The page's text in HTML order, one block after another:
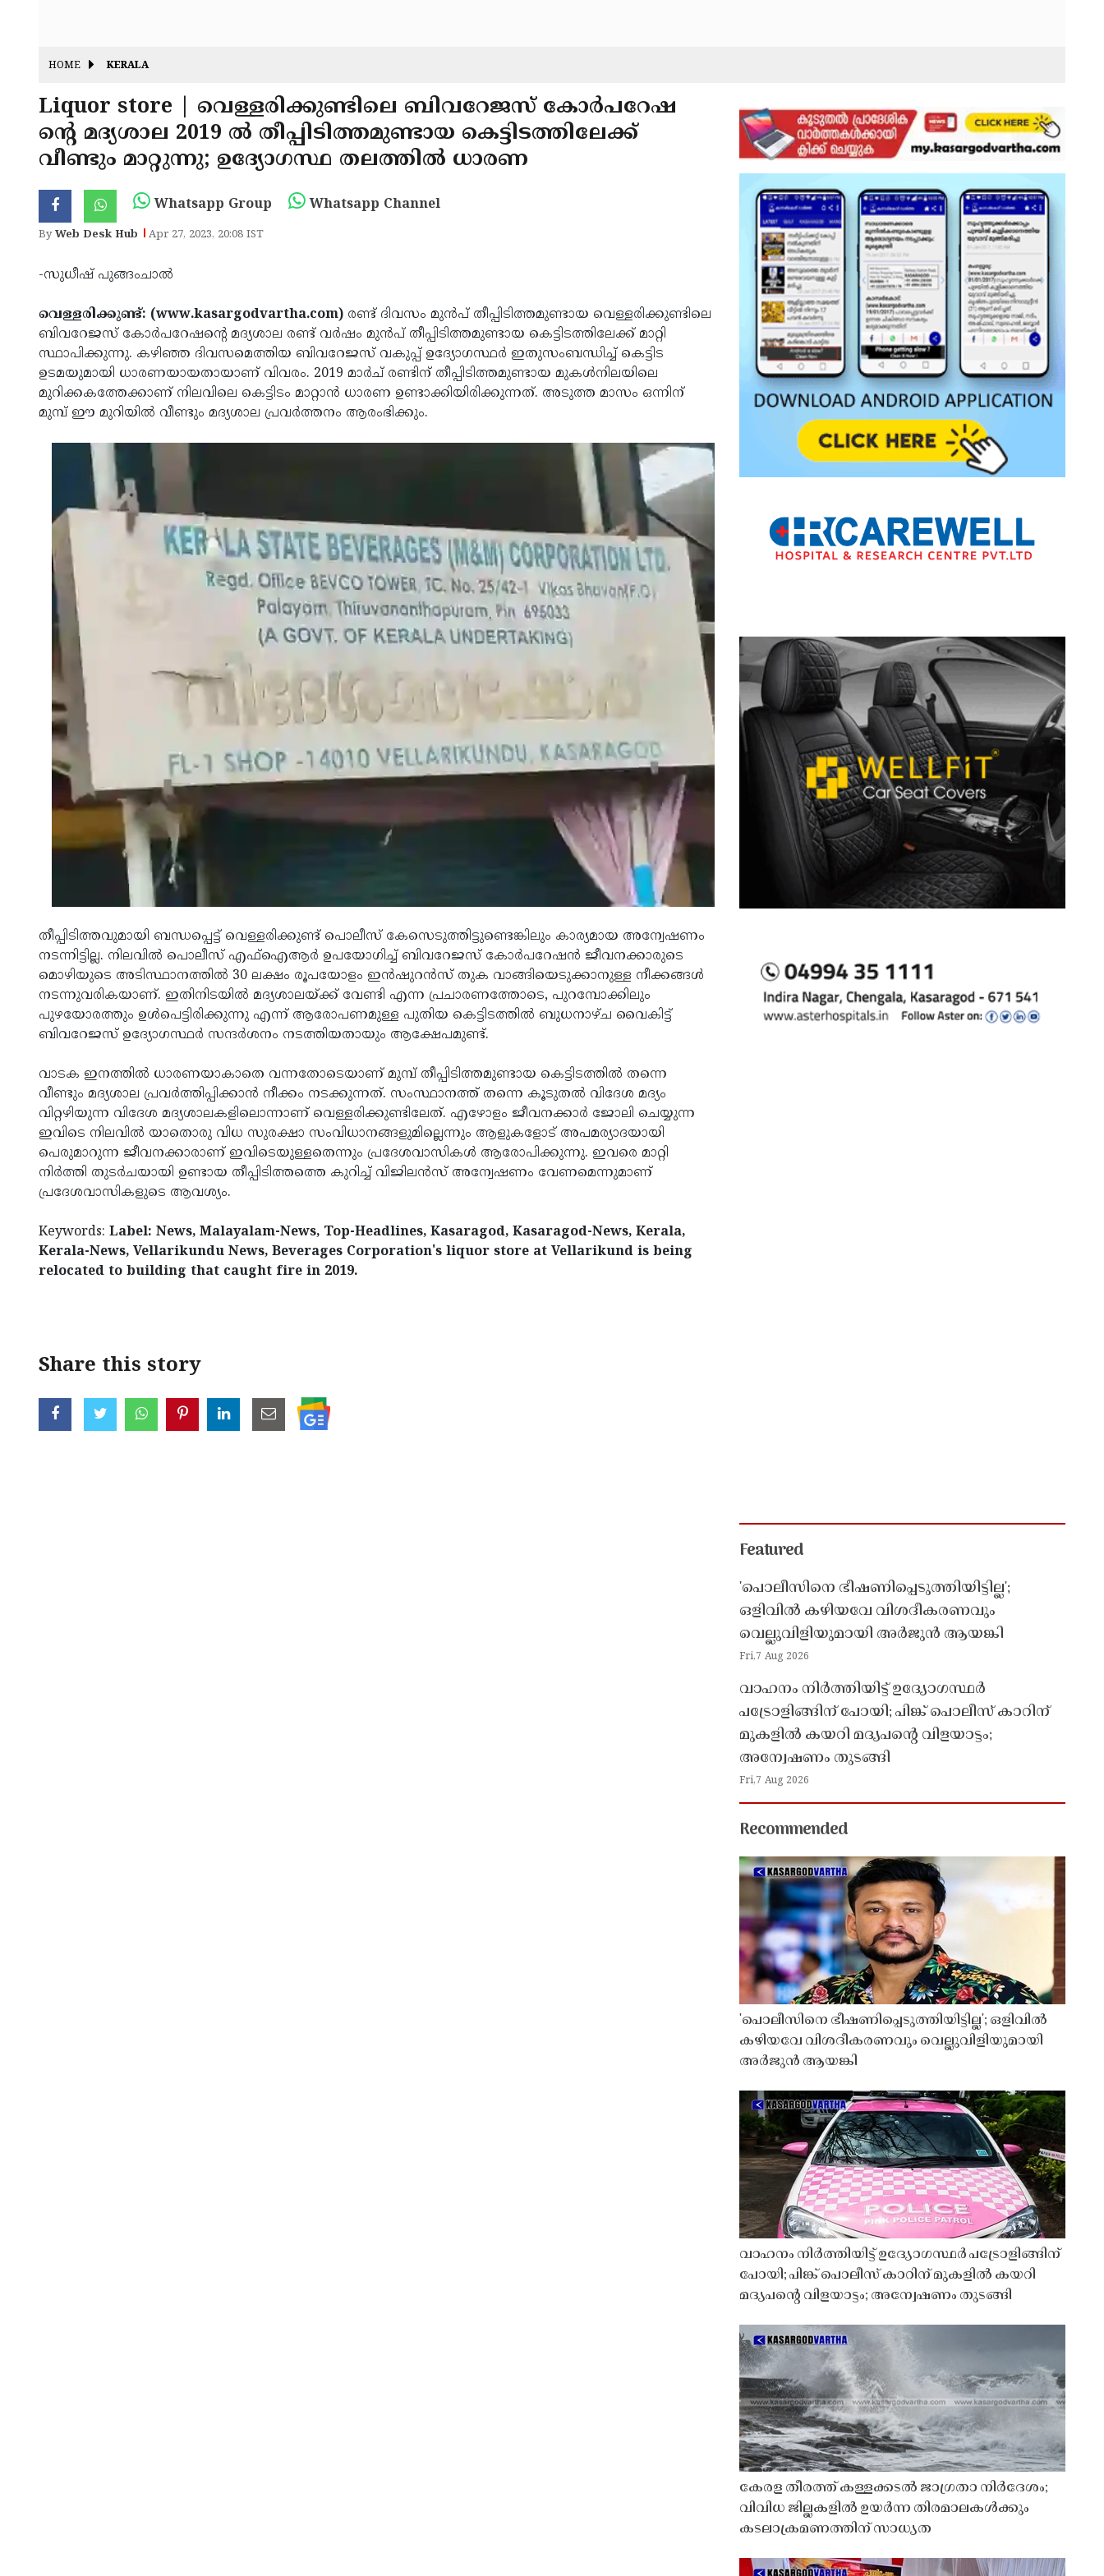
HOME KERALA
Liquor store | വെള്ളരിക്കുണ്ടിലെ ബിവറേജസ് കോര്‍പറേഷ
ന്റെ മദ്യശാല 2019 ല്‍ തീപ്പിടിത്തമുണ്ടായ കെട്ടിടത്തിലേക്ക്
വീണ്ടും മാറ്റുന്നു; ഉദ്യോഗസ്ഥ തലത്തില്‍ ധാരണ
Whatsapp Group Whatsapp Channel
ByWeb Desk Hub Apr 27, 2023, 20:08 IST
-സുധീഷ് പുങ്ങംചാല്‍
വെള്ളരിക്കുണ്ട്: (www.kasargodvartha.com) രണ്ട് ദിവസം മുന്‍പ് തീപ്പിടിത്തമുണ്ടായ വെള്ളരിക്കുണ്ടിലെ
ബിവറേജസ് കോര്‍പറേഷന്റെ മദ്യശാല രണ്ട് വര്‍ഷം മുന്‍പ് തീപ്പിടിത്തമുണ്ടായ കെട്ടിടത്തിലേക്ക് മാറ്റി
സ്ഥാപിക്കുന്നു. കഴിഞ്ഞ ദിവസമെത്തിയ ബിവറേജസ് വകുപ്പ് ഉദ്യോഗസ്ഥര്‍ ഇതുസംബന്ധിച്ച് കെട്ടിട
ഉടമയുമായി ധാരണയായതായാണ് വിവരം. 2019 മാര്‍ച് രണ്ടിന് തീപ്പിടിത്തമുണ്ടായ മുകള്‍നിലയിലെ
മുറിക്കകത്തേക്കാണ് നിലവിലെ കെട്ടിടം മാറ്റാന്‍ ധാരണ ഉണ്ടാക്കിയിരിക്കുന്നത്. അടുത്ത മാസം ഒന്നിന്
മുമ്പ് ഈ മുറിയില്‍ വീണ്ടും മദ്യശാല പ്രവര്‍ത്തനം ആരംഭിക്കും.
തീപ്പിടിത്തവുമായി ബന്ധപ്പെട്ട് വെള്ളരിക്കുണ്ട് പൊലീസ് കേസെടുത്തിട്ടുണ്ടെങ്കിലും കാര്യമായ അന്വേഷണം
നടന്നിട്ടില്ല. നിലവില്‍ പൊലീസ് എഫ്‌ഐആര്‍ ഉപയോഗിച്ച് ബിവറേജസ് കോര്‍പറേഷന്‍ ജീവനക്കാരുടെ
മൊഴിയുടെ അടിസ്ഥാനത്തില്‍ 30 ലക്ഷം രൂപയോളം ഇന്‍ഷുറന്‍സ് തുക വാങ്ങിയെടുക്കാനുള്ള നീക്കങ്ങള്‍
നടന്നുവരികയാണ്. ഇതിനിടയില്‍ മദ്യശാലയ്ക്ക് വേണ്ടി എന്ന പ്രചാരണത്തോടെ, പുറമ്പോക്കിലും
പുഴയോരത്തും ഉള്‍പെട്ടിരിക്കുന്നു എന്ന് ആരോപണമുള്ള പുതിയ കെട്ടിടത്തില്‍ ബുധനാഴ്ച വൈകിട്ട്
ബിവറേജസ് ഉദ്യോഗസ്ഥര്‍ സന്ദര്‍ശനം നടത്തിയതായും ആക്ഷേപമുണ്ട്.
വാടക ഇനത്തില്‍ ധാരണയാകാതെ വന്നതോടെയാണ് മുമ്പ് തീപ്പിടിത്തമുണ്ടായ കെട്ടിടത്തില്‍ തന്നെ
വീണ്ടും മദ്യശാല പ്രവര്‍ത്തിപ്പിക്കാന്‍ നീക്കം നടക്കുന്നത്. സംസ്ഥാനത്ത് തന്നെ കൂടുതല്‍ വിദേശ മദ്യം
വിറ്റഴിയുന്ന വിദേശ മദ്യശാലകളിലൊന്നാണ് വെള്ളരിക്കുണ്ടിലേത്. എഴോളം ജീവനക്കാര്‍ ജോലി ചെയ്യുന്ന
ഇവിടെ നിലവില്‍ യാതൊരു വിധ സുരക്ഷാ സംവിധാനങ്ങളുമില്ലെന്നും ആളുകളോട് അപമര്യാദയായി
പെരുമാറുന്ന ജീവനക്കാരാണ് ഇവിടെയുള്ളതെന്നും പ്രദേശവാസികള്‍ ആരോപിക്കുന്നു. ഇവരെ മാറ്റി
നിര്‍ത്തി തുടര്‍ചയായി ഉണ്ടായ തീപ്പിടിത്തത്തെ കുറിച്ച് വിജിലന്‍സ് അന്വേഷണം വേണമെന്നുമാണ്
പ്രദേശവാസികളുടെ ആവശ്യം.
Keywords: Label: News, Malayalam-News, Top-Headlines, Kasaragod, Kasaragod-News, Kerala,
Kerala-News, Vellarikundu News, Beverages Corporation's liquor store at Vellarikund is being
relocated to building that caught fire in 2019.
Share this story
Featured
'പൊലീസിനെ ഭീഷണിപ്പെടുത്തിയിട്ടില്ല';
ഒളിവിൽ കഴിയവേ വിശദീകരണവും
വെല്ലുവിളിയുമായി അർജുൻ ആയങ്കി
Fri,7 Aug 2026
വാഹനം നിർത്തിയിട്ട് ഉദ്യോഗസ്ഥർ
പട്രോളിങ്ങിന് പോയി; പിങ്ക് പൊലീസ് കാറിന്
മുകളിൽ കയറി മദ്യപൻ്റെ വിളയാട്ടം;
അന്വേഷണം തുടങ്ങി
Fri,7 Aug 2026
Recommended
'പൊലീസിനെ ഭീഷണിപ്പെടുത്തിയിട്ടില്ല'; ഒളിവിൽ
കഴിയവേ വിശദീകരണവും വെല്ലുവിളിയുമായി
അർജുൻ ആയങ്കി
വാഹനം നിർത്തിയിട്ട് ഉദ്യോഗസ്ഥർ പട്രോളിങ്ങിന്
പോയി; പിങ്ക് പൊലീസ് കാറിന് മുകളിൽ കയറി
മദ്യപൻ്റെ വിളയാട്ടം; അന്വേഷണം തുടങ്ങി
കേരള തീരത്ത് കള്ളക്കടൽ ജാഗ്രതാ നിർദേശം;
വിവിധ ജില്ലകളിൽ ഉയർന്ന തിരമാലകൾക്കും
കടലാക്രമണത്തിന് സാധ്യത